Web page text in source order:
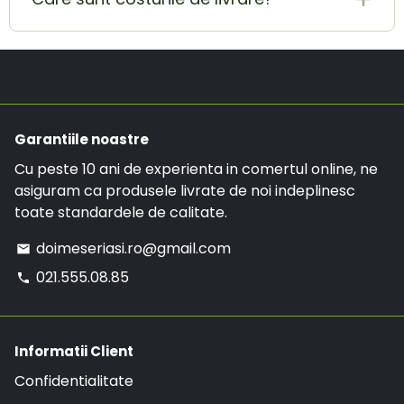
Garantiile noastre
Cu peste 10 ani de experienta in comertul online, ne
asiguram ca produsele livrate de noi indeplinesc
toate standardele de calitate.
email doimeseriasi.ro@gmail.com
phone 021.555.08.85
Informatii Client
Confidentialitate